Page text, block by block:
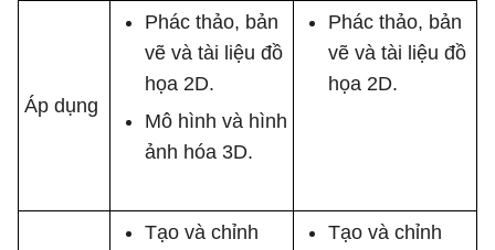
Áp dụng
Phác thảo, bản
vẽ và tài liệu đồ
họa 2D.
Mô hình và hình
ảnh hóa 3D.
Phác thảo, bản
vẽ và tài liệu đồ
họa 2D.
Tạo và chỉnh
Tạo và chỉnh